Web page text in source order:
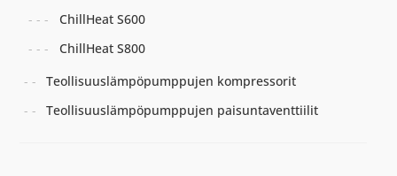
ChillHeat S600
ChillHeat S800
Teollisuuslämpöpumppujen kompressorit
Teollisuuslämpöpumppujen paisuntaventtiilit